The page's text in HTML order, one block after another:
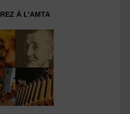
À L’AMTA